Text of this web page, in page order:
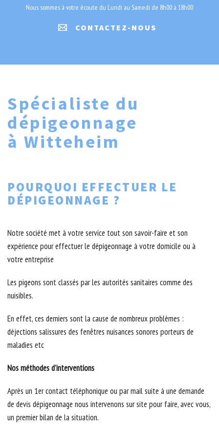
Nous sommes à votre écoute du Lundi au Samedi de 8h00 à 18h00
CONTACTEZ-NOUS
Spécialiste du
dépigeonnage
à Witteheim
POURQUOI EFFECTUER LE
DÉPIGEONNAGE ?
Notre société met à votre service tout son savoir-faire et son
expérience pour effectuer le dépigeonnage à votre domicile ou à
votre entreprise
Les pigeons sont classés par les autorités sanitaires comme des
nuisibles.
En effet, ces derniers sont la cause de nombreux problèmes :
déjections salissures des fenêtres nuisances sonores porteurs de
maladies etc
Nos méthodes d’interventions
Après un 1er contact téléphonique ou par mail suite à une demande
de devis dépigeonnage nous intervenons sur site pour faire, avec vous,
un premier bilan de la situation.